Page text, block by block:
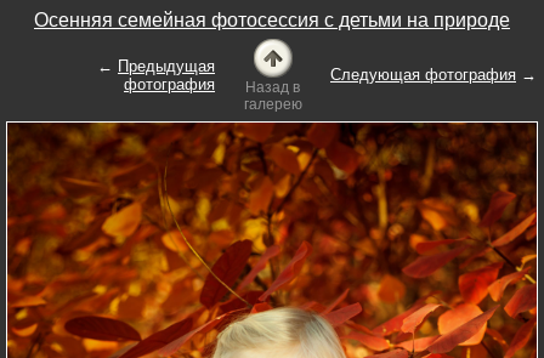
Осенняя семейная фотосессия с детьми на природе
← Предыдущая
фотография
Назад в
галерею
Следующая фотография →